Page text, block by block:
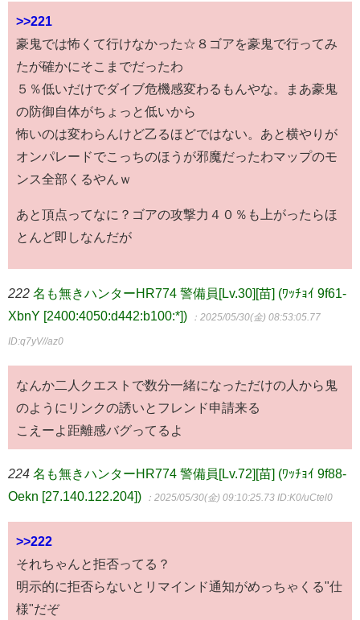
>>221
豪鬼では怖くて行けなかった☆８ゴアを豪鬼で行ってみ
たが確かにそこまでだったわ
５％低いだけでダイブ危機感変わるもんやな。まあ豪鬼
の防御自体がちょっと低いから
怖いのは変わらんけど乙るほどではない。あと横やりが
オンパレードでこっちのほうが邪魔だったわマップのモ
ンス全部くるやんｗ
あと頂点ってなに？ゴアの攻撃力４０％も上がったらほ
とんど即しなんだが
222 名も無きハンターHR774 警備員[Lv.30][苗] (ﾜｯﾁｮｲ 9f61-
XbnY [2400:4050:d442:b100:*])
：2025/05/30(金) 08:53:05.77
ID:q7yV//az0
なんか二人クエストで数分一緒になっただけの人から鬼
のようにリンクの誘いとフレンド申請来る
こえーよ距離感バグってるよ
224 名も無きハンターHR774 警備員[Lv.72][苗] (ﾜｯﾁｮｲ 9f88-
Oekn [27.140.122.204])
：2025/05/30(金) 09:10:25.73 ID:K0/uCtel0
>>222
それちゃんと拒否ってる？
明示的に拒否らないとリマインド通知がめっちゃくる"仕
様"だぞ